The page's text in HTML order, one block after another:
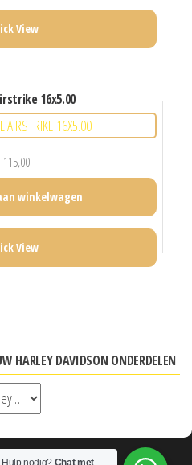
View
16x5.00
115,00
winkelwagen
View
HARLEY DAVIDSON ONDERDELEN
Hulp nodig? Chat met